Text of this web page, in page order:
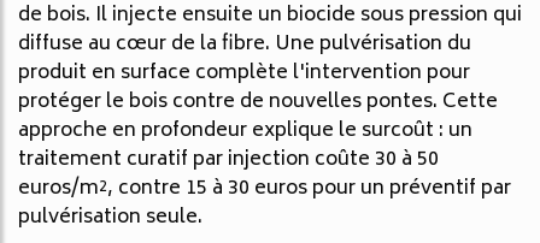
de bois. Il injecte ensuite un biocide sous pression qui
diffuse au cœur de la fibre. Une pulvérisation du
produit en surface complète l'intervention pour
protéger le bois contre de nouvelles pontes. Cette
approche en profondeur explique le surcoût : un
traitement curatif par injection coûte 30 à 50
euros/m², contre 15 à 30 euros pour un préventif par
pulvérisation seule.